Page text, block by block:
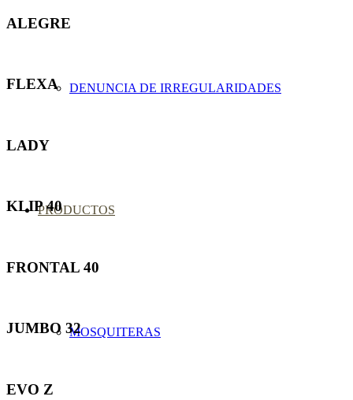
DENUNCIA DE IRREGULARIDADES
PRODUCTOS
MOSQUITERAS
ALEGRE
FLEXA
LADY
KLIP 40
FRONTAL 40
JUMBO 32
EVO Z